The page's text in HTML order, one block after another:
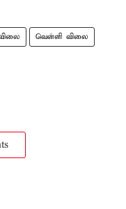
வெள்ளி விலை